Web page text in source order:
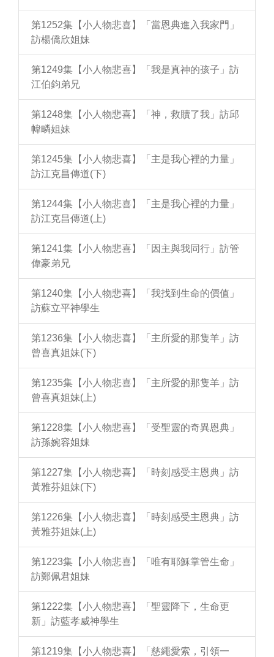
第1252集【小人物悲喜】「當恩典進入我家門」
訪楊僑欣姐妹
第1249集【小人物悲喜】「我是真神的孩子」訪
江伯鈞弟兄
第1248集【小人物悲喜】「神，救贖了我」訪邱
幃疄姐妹
第1245集【小人物悲喜】「主是我心裡的力量」
訪江克昌傳道(下)
第1244集【小人物悲喜】「主是我心裡的力量」
訪江克昌傳道(上)
第1241集【小人物悲喜】「因主與我同行」訪管
偉豪弟兄
第1240集【小人物悲喜】「我找到生命的價值」
訪蘇立平神學生
第1236集【小人物悲喜】「主所愛的那隻羊」訪
曾喜真姐妹(下)
第1235集【小人物悲喜】「主所愛的那隻羊」訪
曾喜真姐妹(上)
第1228集【小人物悲喜】「受聖靈的奇異恩典」
訪孫婉容姐妹
第1227集【小人物悲喜】「時刻感受主恩典」訪
黃雅芬姐妹(下)
第1226集【小人物悲喜】「時刻感受主恩典」訪
黃雅芬姐妹(上)
第1223集【小人物悲喜】「唯有耶穌掌管生命」
訪鄭佩君姐妹
第1222集【小人物悲喜】「聖靈降下，生命更
新」訪藍孝威神學生
第1219集【小人物悲喜】「慈繩愛索，引領一